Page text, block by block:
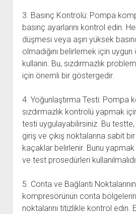
3. Basınç Kontrolü: Pompa
basınç ayarlarını kontrol edin.
düşmesi veya aşırı yüksek
olmadığını belirlemek için uygun
kullanın. Bu, sızdırmazlık
için önemli bir göstergedir.
4. Yoğunlaştırma Testi: Pompa
sızdırmazlık kontrolü yapmak
testi uygulayabilirsiniz. Bu
giriş ve çıkış noktalarına sabit
kaçaklar belirlenir. Bunu
ve test prosedürleri
5. Conta ve Bağlantı
kompresörünün conta
noktalarını titizlikle kontrol edin.